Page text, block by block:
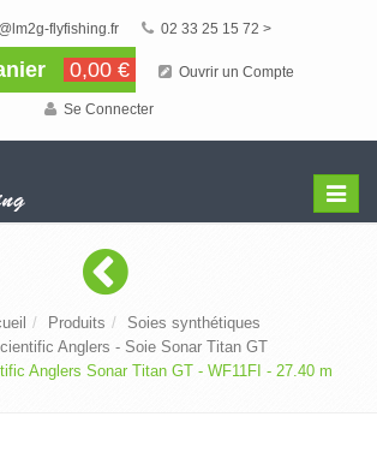
flyfishing.fr 02 33 25 15 72 >
0,00 € Ouvrir un Compte
Se Connecter
Menu
Produits
Soies synthétiques
Anglers - Soie Sonar Titan GT
Anglers Sonar Titan GT - WF11FI - 27.40 m